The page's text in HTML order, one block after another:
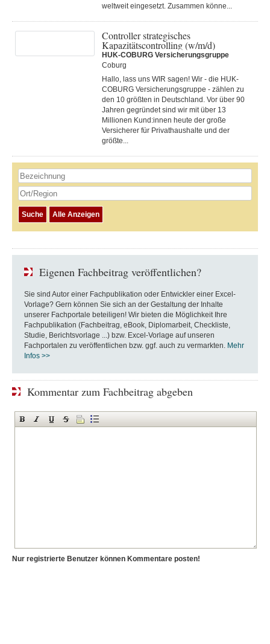
weltweit eingesetzt. Zusammen könne...
Controller strategisches
Kapazitätscontrolling (w/m/d)
HUK-COBURG Versicherungsgruppe
Coburg
Hallo, lass uns WIR sagen! Wir - die HUK-
COBURG Versicherungsgruppe - zählen zu
den 10 größten in Deutschland. Vor über 90
Jahren gegründet sind wir mit über 13
Millionen Kund:innen heute der große
Versicherer für Privathaushalte und der
größte...
Eigenen Fachbeitrag veröffentlichen?
Sie sind Autor einer Fachpublikation oder Entwickler einer Excel-
Vorlage? Gern können Sie sich an der Gestaltung der Inhalte
unserer Fachportale beteiligen! Wir bieten die Möglichkeit Ihre
Fachpublikation (Fachbeitrag, eBook, Diplomarbeit, Checkliste,
Studie, Berichtsvorlage ...) bzw. Excel-Vorlage auf unseren
Fachportalen zu veröffentlichen bzw. ggf. auch zu vermarkten. Mehr
Infos >>
Kommentar zum Fachbeitrag abgeben
Nur registrierte Benutzer können Kommentare posten!